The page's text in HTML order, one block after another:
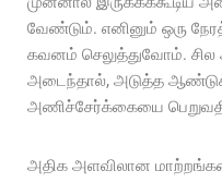
வேண்டும். எனினும் ஒரு
கவனம் செலுத்துவோம்.
அடைந்தால், அடுத்த
அணிச்சேர்க்கையை
அதிக அளவிலான